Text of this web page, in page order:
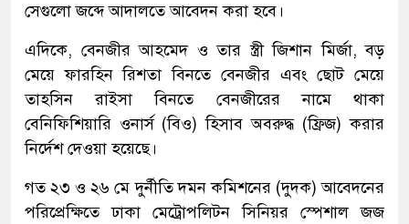
সেগুলো জব্দে আদালতে আবেদন করা হবে।
এদিকে, বেনজীর আহমেদ ও তার স্ত্রী জিশান মির্জা, বড়
মেয়ে ফারহিন রিশতা বিনতে বেনজীর এবং ছোট মেয়ে
তাহসিন রাইসা বিনতে বেনজীরের নামে থাকা
বেনিফিশিয়ারি ওনার্স (বিও) হিসাব অবরুদ্ধ (ফ্রিজ) করার
নির্দেশ দেওয়া হয়েছে।
গত ২৩ ও ২৬ মে দুর্নীতি দমন কমিশনের (দুদক) আবেদনের
পরিপ্রেক্ষিতে ঢাকা মেট্রোপলিটন সিনিয়র স্পেশাল জজ